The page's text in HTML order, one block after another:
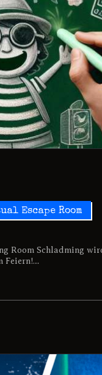
Escape Room
Room Schladming
Feiern!…